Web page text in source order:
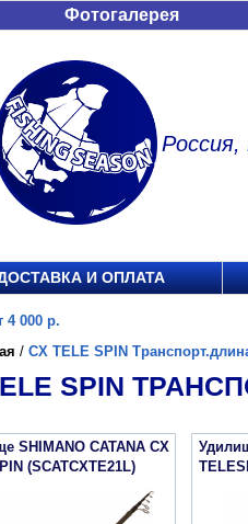
Фотогалерея
Россия,
И ОПЛАТА
4 000 р.
/ CX TELE SPIN
SPIN
SHIMANO CATANA CX
(SCATCXTE21L)